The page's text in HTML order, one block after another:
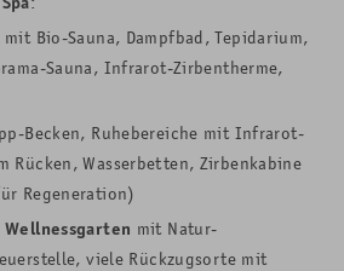
mit Bio-Sauna, Dampfbad, Tepidarium,
Sauna, Infrarot-Zirbentherme,
Becken, Ruhebereiche mit Infrarot-
Rücken, Wasserbetten, Zirbenkabine
Regeneration)
Wellnessgarten mit Natur-
viele Rückzugsorte mit